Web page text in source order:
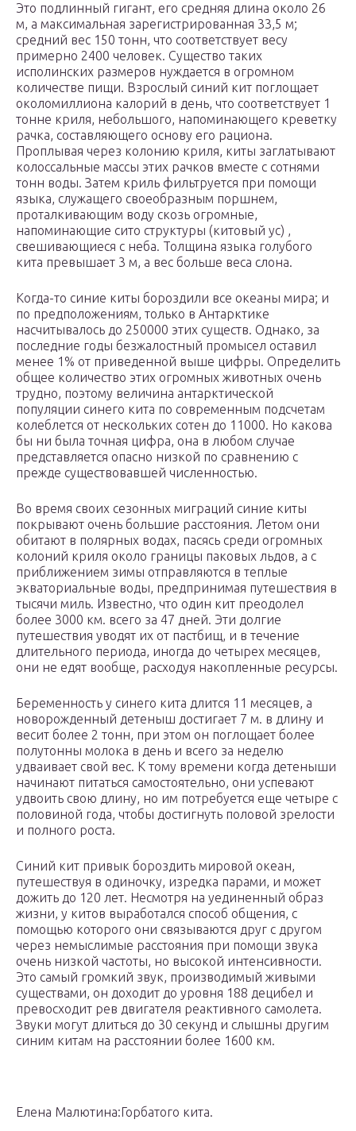
Это подлинный гигант, его средняя длина около 26
м, а максимальная зарегистрированная 33,5 м;
средний вес 150 тонн, что соответствует весу
примерно 2400 человек. Существо таких
исполинских размеров нуждается в огромном
количестве пищи. Взрослый синий кит поглощает
околомиллиона калорий в день, что соответствует 1
тонне криля, небольшого, напоминающего креветку
рачка, составляющего основу его рациона.
Проплывая через колонию криля, киты заглатывают
колоссальные массы этих рачков вместе с сотнями
тонн воды. Затем криль фильтруется при помощи
языка, служащего своеобразным поршнем,
проталкивающим воду скозь огромные,
напоминающие сито структуры (китовый ус) ,
свешивающиеся с неба. Толщина языка голубого
кита превышает 3 м, а вес больше веса слона.
Когда-то синие киты бороздили все океаны мира; и
по предположениям, только в Антарктике
насчитывалось до 250000 этих существ. Однако, за
последние годы безжалостный промысел оставил
менее 1% от приведенной выше цифры. Определить
общее количество этих огромных животных очень
трудно, поэтому величина антарктической
популяции синего кита по современным подсчетам
колеблется от нескольких сотен до 11000. Но какова
бы ни была точная цифра, она в любом случае
представляется опасно низкой по сравнению с
прежде существовавшей численностью.
Во время своих сезонных миграций синие киты
покрывают очень большие расстояния. Летом они
обитают в полярных водах, пасясь среди огромных
колоний криля около границы паковых льдов, а с
приближением зимы отправляются в теплые
экваториальные воды, предпринимая путешествия в
тысячи миль. Известно, что один кит преодолел
более 3000 км. всего за 47 дней. Эти долгие
путешествия уводят их от пастбищ, и в течение
длительного периода, иногда до четырех месяцев,
они не едят вообще, расходуя накопленные ресурсы.
Беременность у синего кита длится 11 месяцев, а
новорожденный детеныш достигает 7 м. в длину и
весит более 2 тонн, при этом он поглощает более
полутонны молока в день и всего за неделю
удваивает свой вес. К тому времени когда детеныши
начинают питаться самостоятельно, они успевают
удвоить свою длину, но им потребуется еще четыре с
половиной года, чтобы достигнуть половой зрелости
и полного роста.
Синий кит привык бороздить мировой океан,
путешествуя в одиночку, изредка парами, и может
дожить до 120 лет. Несмотря на уединенный образ
жизни, у китов выработался способ общения, с
помощью которого они связываются друг с другом
через немыслимые расстояния при помощи звука
очень низкой частоты, но высокой интенсивности.
Это самый громкий звук, производимый живыми
существами, он доходит до уровня 188 децибел и
превосходит рев двигателя реактивного самолета.
Звуки могут длиться до 30 секунд и слышны другим
синим китам на расстоянии более 1600 км.
Елена Малютина:Горбатого кита.